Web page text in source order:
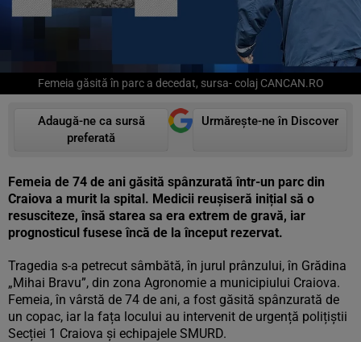
Femeia găsită în parc a decedat, sursa- colaj CANCAN.RO
Adaugă-ne ca sursă
preferată
Urmărește-ne în Discover
Femeia de 74 de ani găsită spânzurată într-un parc din
Craiova a murit la spital. Medicii reușiseră inițial să o
resusciteze, însă starea sa era extrem de gravă, iar
prognosticul fusese încă de la început rezervat.
Tragedia s-a petrecut sâmbătă, în jurul prânzului, în Grădina
„Mihai Bravu”, din zona Agronomie a municipiului Craiova.
Femeia, în vârstă de 74 de ani, a fost găsită spânzurată de
un copac, iar la fața locului au intervenit de urgență polițiștii
Secției 1 Craiova și echipajele SMURD.